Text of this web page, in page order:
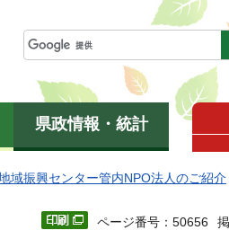
県政情報・統計
域振興センター管内NPO法人のご紹介
ページ番号：50656